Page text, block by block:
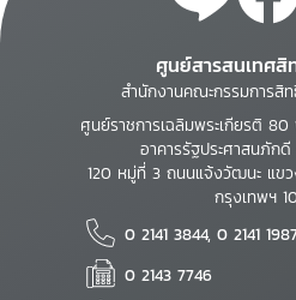
ศูนย์สารสนเทศ
สำนักงานคณะกรรมการสิ
ศูนย์ราชการเฉลิมพระเกียรติ
อาคารรัฐประศาสนภัก
120 หมู่ที่ 3 ถนนแจ้งวัฒนะ แข
กรุงเทพฯ
0 2141 3844, 0 2141
0 2143 7746